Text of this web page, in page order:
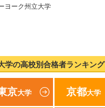
ヨーク州立大学
学の高校別合格者ランキング
京大学 京都大学